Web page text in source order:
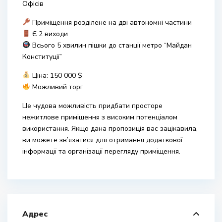
Офісів
Приміщення розділене на дві автономні частини
Є 2 виходи
Всього 5 хвилин пішки до станції метро “Майдан
Конституції”
Ціна: 150 000 $
Можливий торг
Це чудова можливість придбати просторе
нежитлове приміщення з високим потенціалом
використання. Якщо дана пропозиція вас зацікавила,
ви можете зв’язатися для отримання додаткової
інформації та організації перегляду приміщення.
Адрес